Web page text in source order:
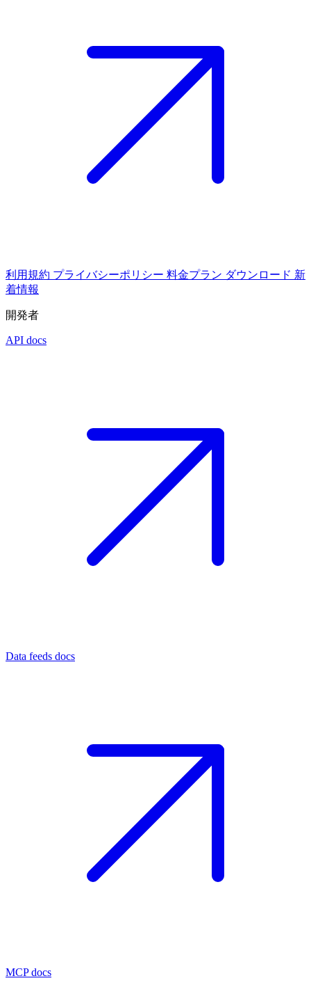
利用規約 プライバシーポリシー 料金プラン ダウンロード 新
着情報
開発者
API docs
Data feeds docs
MCP docs